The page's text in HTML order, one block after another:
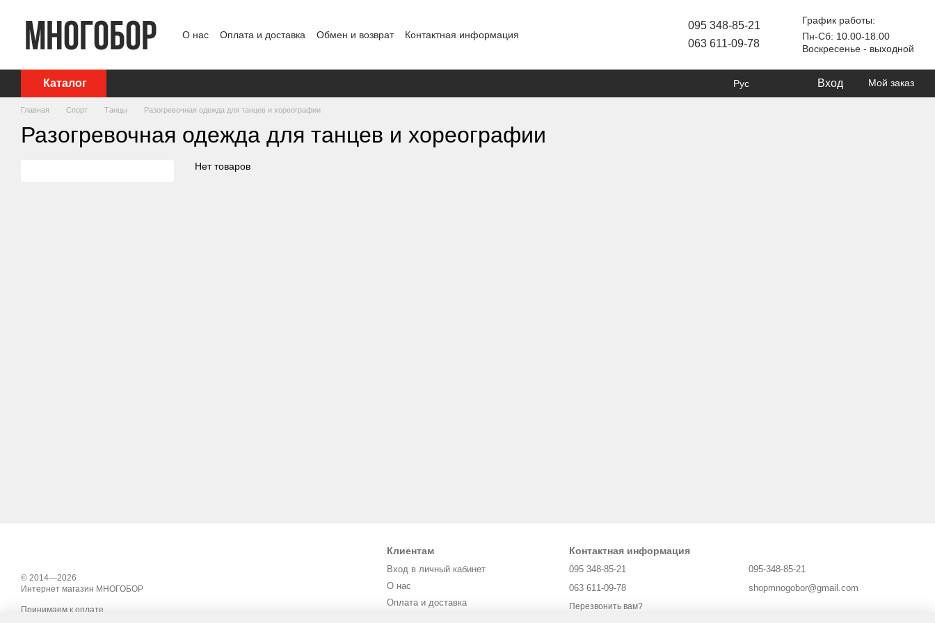
О нас Оплата и доставка Обмен и возврат
Контактная информация
095 348-85-21
063 611-09-78
График работы:
Пн-Сб: 10.00-18.00
Воскресенье - выходной
Каталог Рус Вход Мой заказ
Главная Спорт Танцы Разогревочная одежда для танцев и хореографии
Разогревочная одежда для танцев и хореографии
Нет товаров
© 2014—2026
Интернет магазин МНОГОБОР
Принимаем к оплате
Клиентам
Вход в личный кабинет
О нас
Оплата и доставка
Контактная информация
095 348-85-21
063 611-09-78
Перезвонить вам?
095-348-85-21
shopmnogobor@gmail.com